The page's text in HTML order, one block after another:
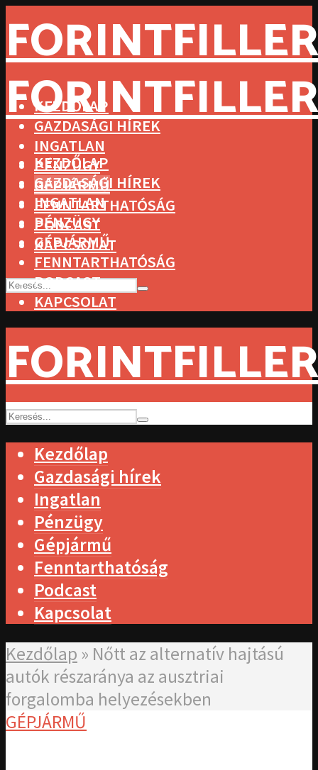
KEZDŐLAP
GAZDASÁGI HÍREK
INGATLAN
PÉNZÜGY
GÉPJÁRMŰ
FENNTARTHATÓSÁG
PODCAST
KAPCSOLAT
KEZDŐLAP
GAZDASÁGI HÍREK
INGATLAN
PÉNZÜGY
GÉPJÁRMŰ
FENNTARTHATÓSÁG
PODCAST
KAPCSOLAT
Kezdőlap
Gazdasági hírek
Ingatlan
Pénzügy
Gépjármű
Fenntarthatóság
Podcast
Kapcsolat
Kezdőlap » Nőtt az alternatív hajtású
autók részaránya az ausztriai
forgalomba helyezésekben
GÉPJÁRMŰ